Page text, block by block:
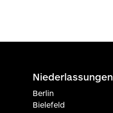
Niederlassungen
Berlin
Bielefeld